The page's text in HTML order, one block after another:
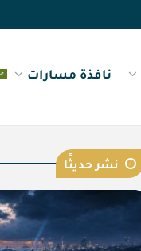
نافذة مسارات
نشر حديثًا